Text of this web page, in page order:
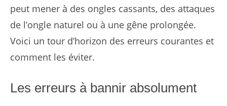
peut mener à des ongles cassants, des attaques
de l’ongle naturel ou à une gêne prolongée.
Voici un tour d’horizon des erreurs courantes et
comment les éviter.
Les erreurs à bannir absolument